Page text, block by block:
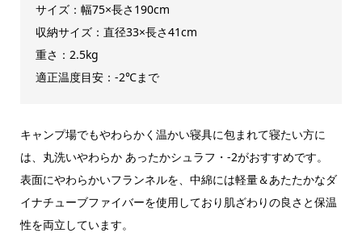
サイズ：幅75×長さ190cm
収納サイズ：直径33×長さ41cm
重さ：2.5kg
適正温度目安：-2℃まで
キャンプ場でもやわらかく温かい寝具に包まれて寝たい方に
は、丸洗いやわらか あったかシュラフ・-2がおすすめです。
表面にやわらかいフランネルを、中綿には軽量＆あたたかなダ
イナチューブファイバーを使用しており肌ざわりの良さと保温
性を両立しています。